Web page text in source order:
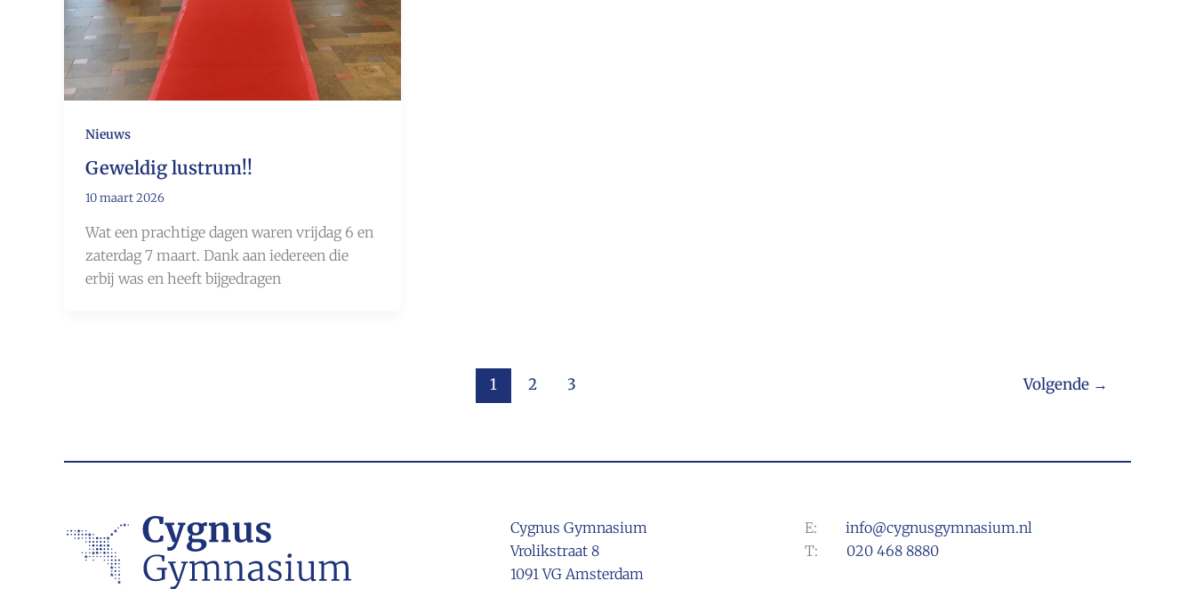
Nieuws
Geweldig lustrum!!
10 maart 2026
Wat een prachtige dagen waren vrijdag 6 en
zaterdag 7 maart. Dank aan iedereen die
erbij was en heeft bijgedragen
1 2 3 Volgende →
Cygnus Gymnasium
Vrolikstraat 8
1091 VG Amsterdam
E:info@cygnusgymnasium.nl
T: 020 468 8880